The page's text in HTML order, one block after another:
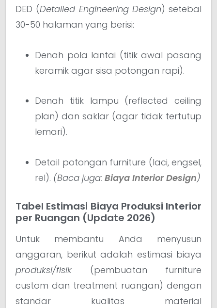
DED (Detailed Engineering Design) setebal
30-50 halaman yang berisi:
Denah pola lantai (titik awal pasang
keramik agar sisa potongan rapi).
Denah titik lampu (reflected ceiling
plan) dan saklar (agar tidak tertutup
lemari).
Detail potongan furniture (laci, engsel,
rel). (Baca juga: Biaya Interior Design)
Tabel Estimasi Biaya Produksi Interior
per Ruangan (Update 2026)
Untuk membantu Anda menyusun
anggaran, berikut adalah estimasi biaya
produksi/fisik (pembuatan furniture
custom dan treatment ruangan) dengan
standar kualitas material